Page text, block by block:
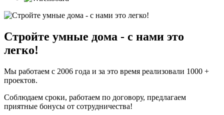
Стройте умные дома - с нами это
легко!
Мы работаем с 2006 года и за это время реализовали 1000 +
проектов.
Соблюдаем сроки, работаем по договору, предлагаем
приятные бонусы от сотрудничества!